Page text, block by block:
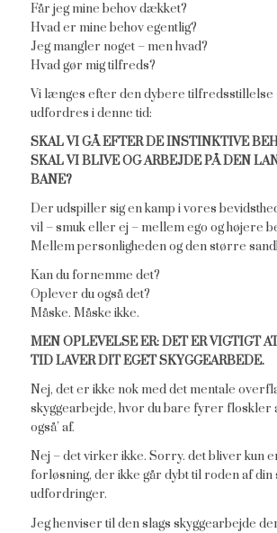
Får jeg mine behov dækket?
Hvad er mine behov egentlig?
Jeg mangler noget – men hvad?
Hvad gør mig tilfreds?
Vi længes efter den dybere tilfredsstillelse
udfordres i denne tid:
SKAL VI GÅ EFTER DE INSTINKTIVE
SKAL VI BLIVE OG ARBEJDE PÅ DEN
BANE?
Der udspiller sig en kamp i vores
vil – smuk eller ej – mellem ego og højere
Mellem personligheden og den større
Kan du fornemme det?
Oplever du også det?
Måske. Måske ikke.
MEN OPLEVELSE ER: DET ER VIGTIGT
TID LAVER DIT EGET SKYGGEARBEDE.
Nej, det er ikke nok med det mentale
skyggearbejde, hvor du bare fyrer floskler
også’ af.
Nej – det virker ikke. Sorry. det bliver kun
forløsning, der ikke går dybt til roden af din
udfordringer.
Jeg henviser til den slags skyggearbejde